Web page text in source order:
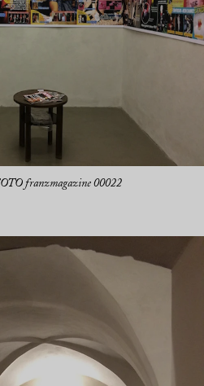
franzmagazine 00022